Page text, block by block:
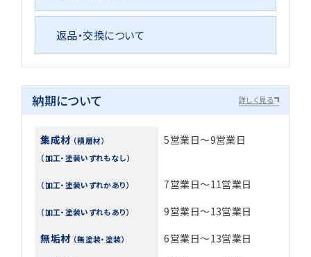
返品・交換について
納期について 詳しく見る
集成材 （積層材）
（加工・塗装いずれもなし）
5営業日～9営業日
（加工・塗装いずれかあり） 7営業日～11営業日
（加工・塗装いずれもあり）
9営業日～13営業日
無垢材 （無塗装・塗装）
6営業日～13営業日